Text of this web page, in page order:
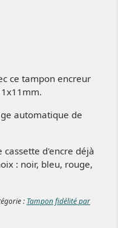
ce tampon encreur
automatique de
d'encre déjà
: noir, bleu, rouge,
: Tampon fidélité par